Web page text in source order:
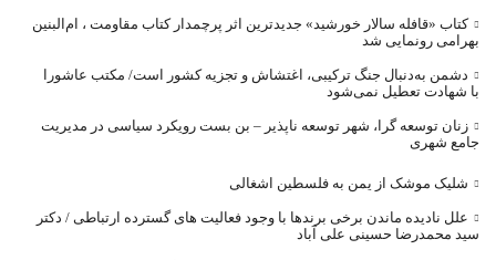
کتاب «قافله‌ سالار خورشید» جدیدترین اثر پرچمدار کتاب مقاومت ، ام‌البنین
بهرامی رونمایی شد
دشمن به‌دنبال جنگ ترکیبی، اغتشاش و تجزیه کشور است/ مکتب عاشورا
با شهادت تعطیل نمی‌شود
زنان توسعه گرا، شهر توسعه ناپذیر – بن بست رویکرد سیاسی در مدیریت
جامع شهری
شلیک موشک از یمن به فلسطین اشغالی
علل نادیده ماندن برخی برندها با وجود فعالیت های گسترده ارتباطی / دکتر
سید محمدرضا حسینی علی آباد